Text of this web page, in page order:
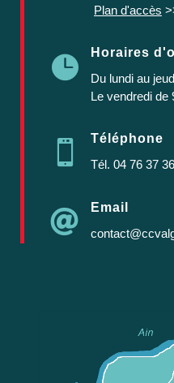
Plan d'accès

Horaires
Du lundi au
Le vendredi de

Téléphone
Tél. 04 76 37

Email